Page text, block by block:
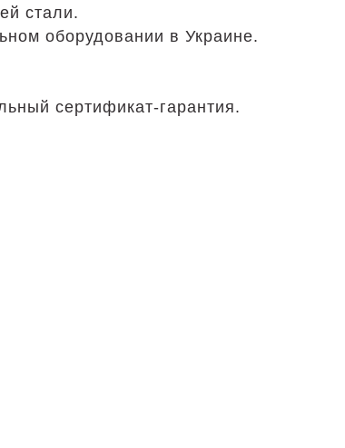
стали.
оборудовании в Украине.
сертификат-гарантия.